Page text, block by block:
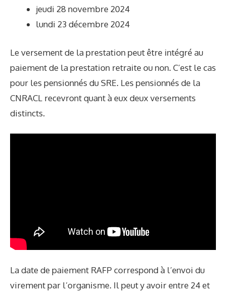
jeudi 28 novembre 2024
lundi 23 décembre 2024
Le versement de la prestation peut être intégré au
paiement de la prestation retraite ou non. C’est le cas
pour les pensionnés du SRE. Les pensionnés de la
CNRACL recevront quant à eux deux versements
distincts.
La date de paiement RAFP correspond à l’envoi du
virement par l’organisme. Il peut y avoir entre 24 et